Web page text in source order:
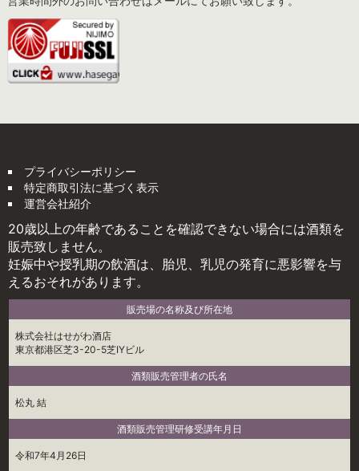
プライバシーポリシー
特定商取引法に基づく表示
運営会社紹介
20歳以上の年齢であることを確認できない場合には酒類を
販売致しません。
妊娠中や授乳期の飲酒は、胎児、乳児の発育に悪影響を与
えるおそれがあります。
販売場の名称及び所在地
株式会社はせがわ酒店
東京都港区芝3-20-5芝IYビル
酒類販売管理者の氏名
松丸 結
酒類販売管理研修受講年月日
令和7年4月26日